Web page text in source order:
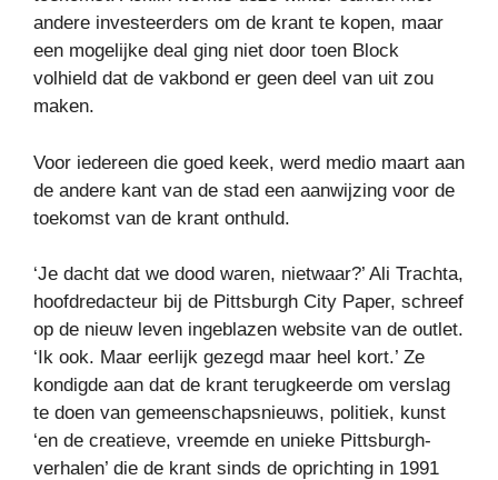
andere investeerders om de krant te kopen, maar
een mogelijke deal ging niet door toen Block
volhield dat de vakbond er geen deel van uit zou
maken.
Voor iedereen die goed keek, werd medio maart aan
de andere kant van de stad een aanwijzing voor de
toekomst van de krant onthuld.
‘Je dacht dat we dood waren, nietwaar?’ Ali Trachta,
hoofdredacteur bij de Pittsburgh City Paper, schreef
op de nieuw leven ingeblazen website van de outlet.
‘Ik ook. Maar eerlijk gezegd maar heel kort.’ Ze
kondigde aan dat de krant terugkeerde om verslag
te doen van gemeenschapsnieuws, politiek, kunst
‘en de creatieve, vreemde en unieke Pittsburgh-
verhalen’ die de krant sinds de oprichting in 1991